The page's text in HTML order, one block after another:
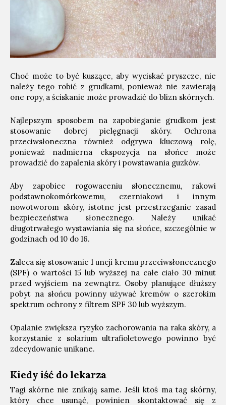
Choć może to być kuszące, aby wyciskać pryszcze, nie
należy tego robić z grudkami, ponieważ nie zawierają
one ropy, a ściskanie może prowadzić do blizn skórnych.
Najlepszym sposobem na zapobieganie grudkom jest
stosowanie dobrej pielęgnacji skóry. Ochrona
przeciwsłoneczna również odgrywa kluczową rolę,
ponieważ nadmierna ekspozycja na słońce może
prowadzić do zapalenia skóry i powstawania guzków.
Aby zapobiec rogowaceniu słonecznemu, rakowi
podstawnokomórkowemu, czerniakowi i innym
nowotworom skóry, istotne jest przestrzeganie zasad
bezpieczeństwa słonecznego. Należy unikać
długotrwałego wystawiania się na słońce, szczególnie w
godzinach od 10 do 16.
Zaleca się stosowanie 1 uncji kremu przeciwsłonecznego
(SPF) o wartości 15 lub wyższej na całe ciało 30 minut
przed wyjściem na zewnątrz. Osoby planujące dłuższy
pobyt na słońcu powinny używać kremów o szerokim
spektrum ochrony z filtrem SPF 30 lub wyższym.
Opalanie zwiększa ryzyko zachorowania na raka skóry, a
korzystanie z solarium ultrafioletowego powinno być
zdecydowanie unikane.
Kiedy iść do lekarza
Tagi skórne nie znikają same. Jeśli ktoś ma tag skórny,
który chce usunąć, powinien skontaktować się z